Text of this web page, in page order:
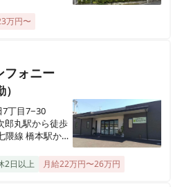
３名１組での訪問★
万円〜
フォニー
丁目7−30
郎丸駅から徒歩
隈線 橋本駅から
2日以上 月給22万円〜26万円